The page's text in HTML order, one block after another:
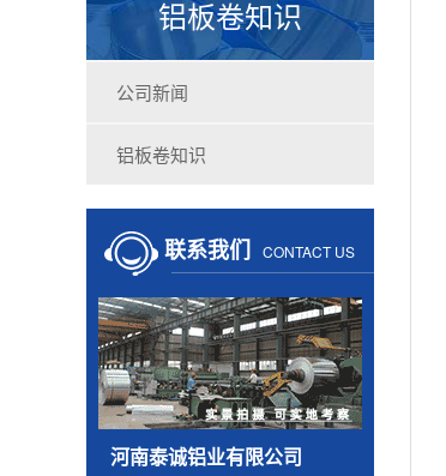
铝板卷知识
公司新闻
铝板卷知识
联系我们 CONTACT US
河南泰诚铝业有限公司